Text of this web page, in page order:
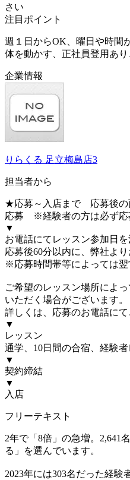
さい
注目ポイント
週１日からOK、曜日や時間
体を動かす、正社員登用あ
企業情報
りらくる 足立梅島店3
担当者から
★応募～入店まで 応募後の
応募 ※経験者の方は必ず応
▼
お電話にてレッスン参加日を
応募後60分以内に、弊社より
※応募時間帯等によっては翌
ご希望のレッスン場所によ
いただく場合がございます。
詳しくは、応募のお電話にて
▼
レッスン
通学、10日間の合宿、経験
▼
契約締結
▼
入店
フリーテキスト
2年で「8倍」の急増。2,641
る」を選んでいます。
2023年には303名だった経験